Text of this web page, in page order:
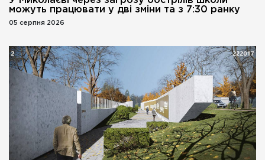
можуть працювати у дві зміни та з 7:30 ранку
05 серпня 2026